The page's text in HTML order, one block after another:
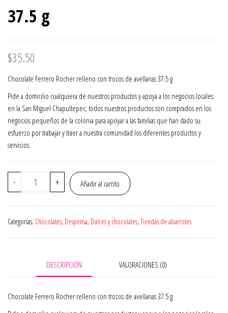
37.5 g
$35.50
Chocolate Ferrero Rocher relleno con trozos de avellanas 37.5 g
Pide a domicilio cualquiera de nuestros productos y apoya a los negocios locales
en la San Miguel Chapultepec, todos nuestros productos son comprados en los
negocios pequeños de la colonia para apoyar a las familias que han dado su
esfuerzo por trabajar y traer a nuestra comunidad los diferentes productos y
servicios.
-
Chocolate
Ferrero
con
avellanas
cantidad
+ Añadir al carrito
Categorías: Chocolates, Despensa, Dulces y chocolates, Tiendas de abarrotes
DESCRIPCIÓN VALORACIONES (0)
Chocolate Ferrero Rocher relleno con trozos de avellanas 37.5 g